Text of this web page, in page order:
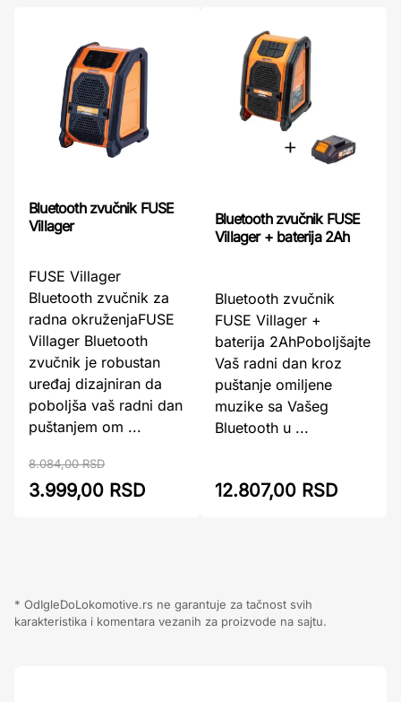
Bluetooth zvučnik FUSE
Villager
FUSE Villager
Bluetooth zvučnik za
radna okruženjaFUSE
Villager Bluetooth
zvučnik je robustan
uređaj dizajniran da
poboljša vaš radni dan
puštanjem om ...
8.084,00 RSD
3.999,00 RSD
Bluetooth zvučnik FUSE
Villager + baterija 2Ah
Bluetooth zvučnik
FUSE Villager +
baterija 2AhPoboljšajte
Vaš radni dan kroz
puštanje omiljene
muzike sa Vašeg
Bluetooth u ...
12.807,00 RSD
* OdIgleDoLokomotive.rs ne garantuje za tačnost svih
karakteristika i komentara vezanih za proizvode na sajtu.